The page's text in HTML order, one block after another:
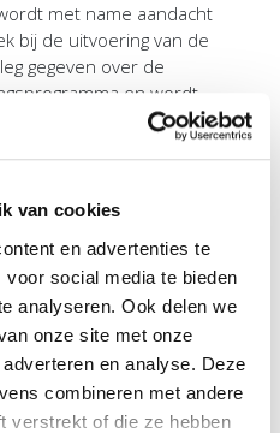
van cookies
en advertenties te
social media te bieden
analyseren. Ook delen we
onze site met onze
en analyse. Deze
combineren met andere
verstrekt of die ze hebben
met name aandacht
bij de uitvoering van de
gegeven over de
en wordt
en
en botten
en verbetering van
toe
waardoor het